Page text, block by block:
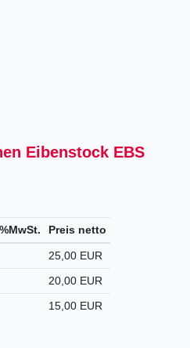
Eibenstock EBS
Preis netto
25,00 EUR
20,00 EUR
15,00 EUR